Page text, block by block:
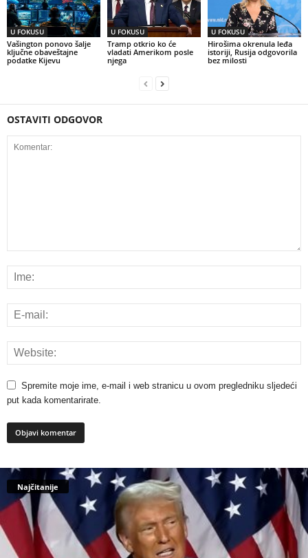
U FOKUSU
Vašington ponovo šalje
ključne obaveštajne
podatke Kijevu
U FOKUSU
Tramp otkrio ko će
vladati Amerikom posle
njega
U FOKUSU
Hirošima okrenula leđa
istoriji, Rusija odgovorila
bez milosti
OSTAVITI ODGOVOR
Spremite moje ime, e-mail i web stranicu u ovom pregledniku sljedeći
put kada komentarirate.
Najčitanije